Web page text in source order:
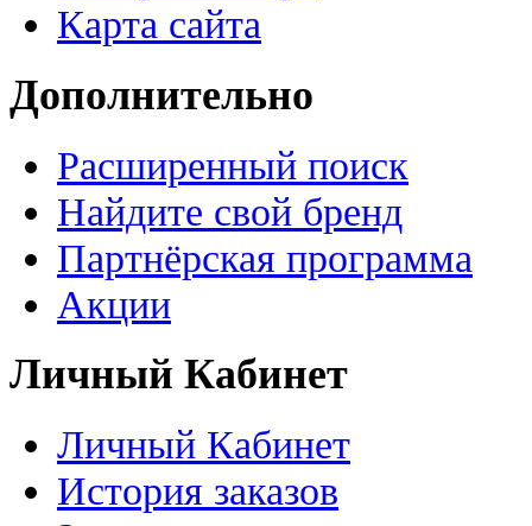
Карта сайта
Дополнительно
Расширенный поиск
Найдите свой бренд
Партнёрская программа
Акции
Личный Кабинет
Личный Кабинет
История заказов